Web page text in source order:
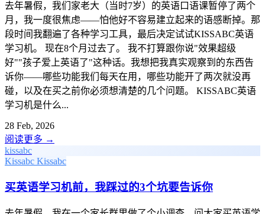
去年暑假，我们家老大（当时7岁）的英语口语课暂停了两个
月，我一度很焦虑——怕他好不容易建立起来的语感断掉。那
段时间我翻遍了各种学习工具，最后决定试试KISSABC英语
学习机。 现在8个月过去了。 我不打算跟你说"效果超级
好""孩子爱上英语了"这种话。我想把我真实观察到的东西告
诉你——哪些功能我们每天在用，哪些功能开了两次就没再
碰，以及在买之前你必须想清楚的几个问题。 KISSABC英语
学习机是什么...
28 Feb, 2026
阅读更多 →
kissabc
Kissabc Kissabc
买英语学习机前，我踩过的3个坑要告诉你